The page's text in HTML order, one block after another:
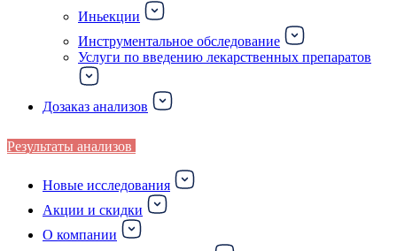
Иньекции
Инструментальное обследование
Услуги по введению лекарственных препаратов
Дозаказ анализов
Результаты анализов
Новые исследования
Акции и скидки
О компании